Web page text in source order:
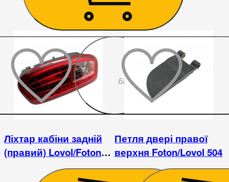
бажаного
Ліхтар кабіни задній
(правий) Lovol/Foton
Петля двері правої
верхня Foton/Lovol 504